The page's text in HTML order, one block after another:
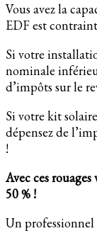
Vous avez la
EDF est
Si votre
nominale
d’impôts sur le
Si votre kit
dépensez de
!
Avec ces
50 % !
Un professionnel